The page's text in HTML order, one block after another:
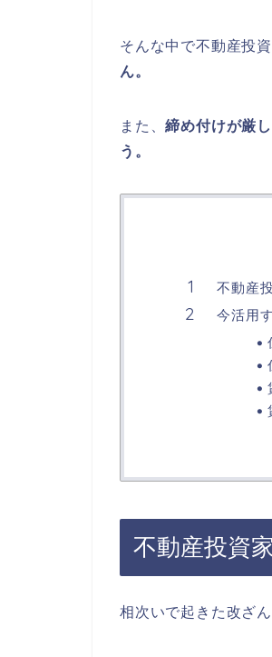
そんな中で不動産投
ん。
また、締め付けが厳
う。
不動産
今活用
不動産投資
相次いで起きた改ざ